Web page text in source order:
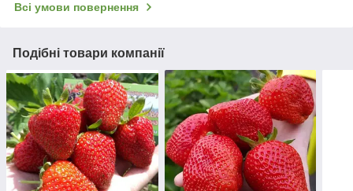
Всі умови повернення
Подібні товари компанії